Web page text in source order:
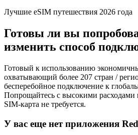
Лучшие eSIM путешествия 2026 года
Готовы ли вы
изменить способ
Готовый к использованию
охватывающий более 207 стран /
бесперебойное подключение к
Попрощайтесь с высокими расходами
SIM-карта не требуется.
У вас еще нет приложения